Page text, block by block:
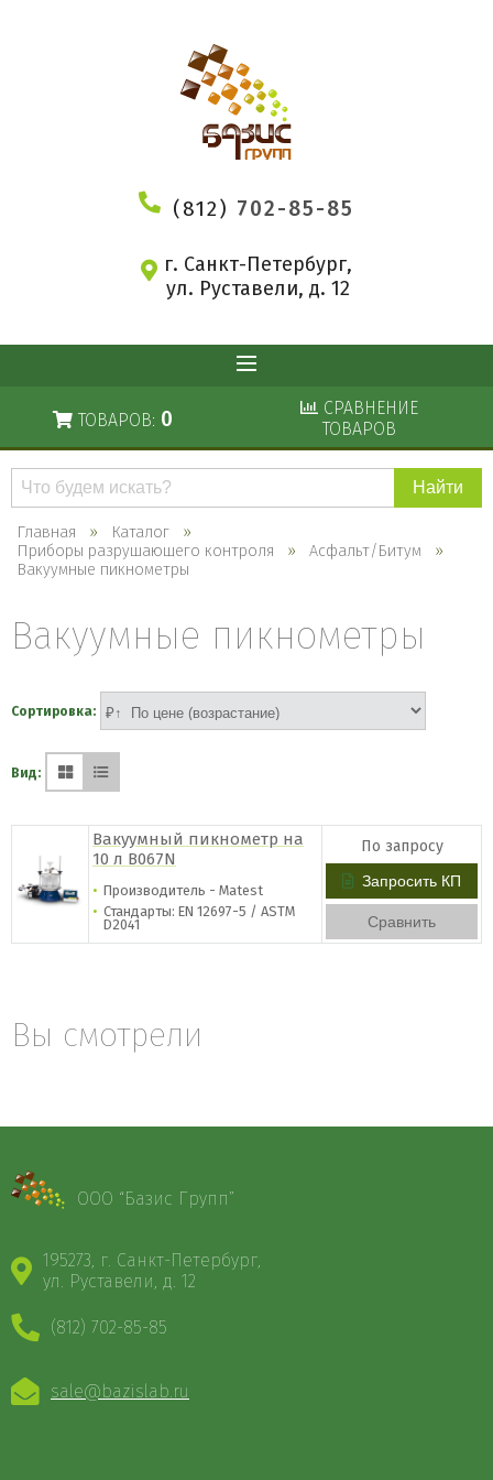
(812) 702-85-85
г. Санкт-Петербург,
ул. Руставели, д. 12
ТОВАРОВ: 0
СРАВНЕНИЕ
ТОВАРОВ
Поиск
каталогу
Главная
Каталог
Приборы разрушающего контроля
Асфальт/Битум
Вакуумные пикнометры
Вакуумные пикнометры
Сортировка:
Вид:
Вакуумный пикнометр на
10 л B067N
Производитель - Matest
Стандарты: EN 12697-5 / ASTM
D2041
По запросу
Запросить КП
Сравнить
Вы смотрели
ООО “Базис Групп”
195273, г. Санкт-Петербург,
ул. Руставели, д. 12
(812) 702-85-85
sale@bazislab.ru